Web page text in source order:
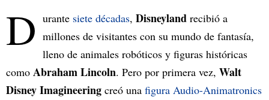
D urante siete décadas, Disneyland recibió a
millones de visitantes con su mundo de fantasía,
lleno de animales robóticos y figuras históricas
como Abraham Lincoln. Pero por primera vez, Walt
Disney Imagineering creó una figura Audio-Animatronics